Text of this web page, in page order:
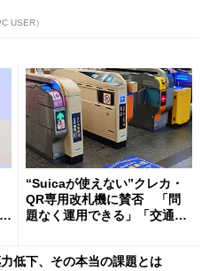
USER）
“Suicaが使えない”クレカ・
QR専用改札機に賛否 「問
題なく運用できる」「交通系I
低下、その本当の課題とは